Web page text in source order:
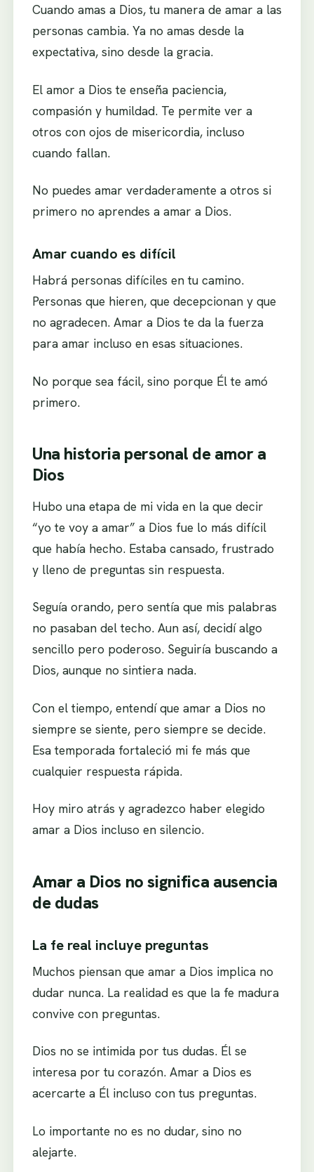
Cuando amas a Dios, tu manera de amar a las
personas cambia. Ya no amas desde la
expectativa, sino desde la gracia.
El amor a Dios te enseña paciencia,
compasión y humildad. Te permite ver a
otros con ojos de misericordia, incluso
cuando fallan.
No puedes amar verdaderamente a otros si
primero no aprendes a amar a Dios.
Amar cuando es difícil
Habrá personas difíciles en tu camino.
Personas que hieren, que decepcionan y que
no agradecen. Amar a Dios te da la fuerza
para amar incluso en esas situaciones.
No porque sea fácil, sino porque Él te amó
primero.
Una historia personal de amor a
Dios
Hubo una etapa de mi vida en la que decir
“yo te voy a amar” a Dios fue lo más difícil
que había hecho. Estaba cansado, frustrado
y lleno de preguntas sin respuesta.
Seguía orando, pero sentía que mis palabras
no pasaban del techo. Aun así, decidí algo
sencillo pero poderoso. Seguiría buscando a
Dios, aunque no sintiera nada.
Con el tiempo, entendí que amar a Dios no
siempre se siente, pero siempre se decide.
Esa temporada fortaleció mi fe más que
cualquier respuesta rápida.
Hoy miro atrás y agradezco haber elegido
amar a Dios incluso en silencio.
Amar a Dios no significa ausencia
de dudas
La fe real incluye preguntas
Muchos piensan que amar a Dios implica no
dudar nunca. La realidad es que la fe madura
convive con preguntas.
Dios no se intimida por tus dudas. Él se
interesa por tu corazón. Amar a Dios es
acercarte a Él incluso con tus preguntas.
Lo importante no es no dudar, sino no
alejarte.